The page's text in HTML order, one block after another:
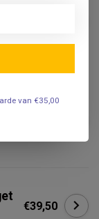
€39,50
van €35,00